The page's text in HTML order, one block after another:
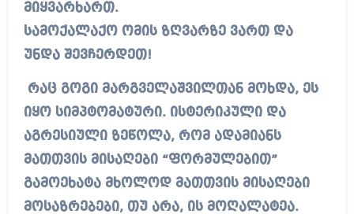
მიყვარხართ.
სამოქალაქო ომის ზღვარზე ვართ და
უნდა შევჩერდეთ!
რაც გოგი მარგველაშვილთან მოხდა, ეს
იყო სიმპტომატური. ისტერიკული და
აგრესიული ზეწოლა, რომ ადამიანს
მათთვის მისაღები “ფორმულებით”
გამოეხატა მხოლოდ მათთვის მისაღები
მოსაზრებები, თუ არა, ის მოღალატეა.